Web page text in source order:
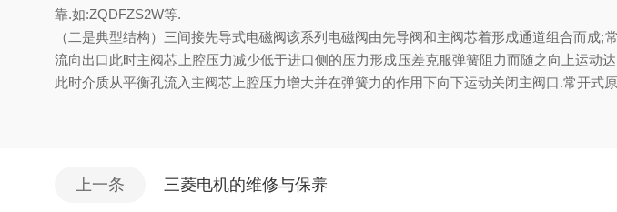
靠.如:ZQDFZS2W等.
（二是典型结构）三间接先导式电磁阀该系列电磁阀由先导阀和主阀芯着形成通道组合而
流向出口此时主阀芯上腔压力减少低于进口侧的压力形成压差克服弹簧阻力而随之向上运
此时介质从平衡孔流入主阀芯上腔压力增大并在弹簧力的作用下向下运动关闭主阀口.常开式
上一条 三菱电机的维修与保养